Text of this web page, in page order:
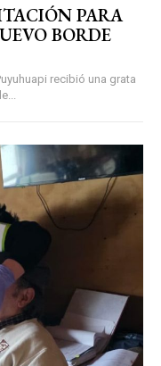
PARA
BORDE
recibió una grata